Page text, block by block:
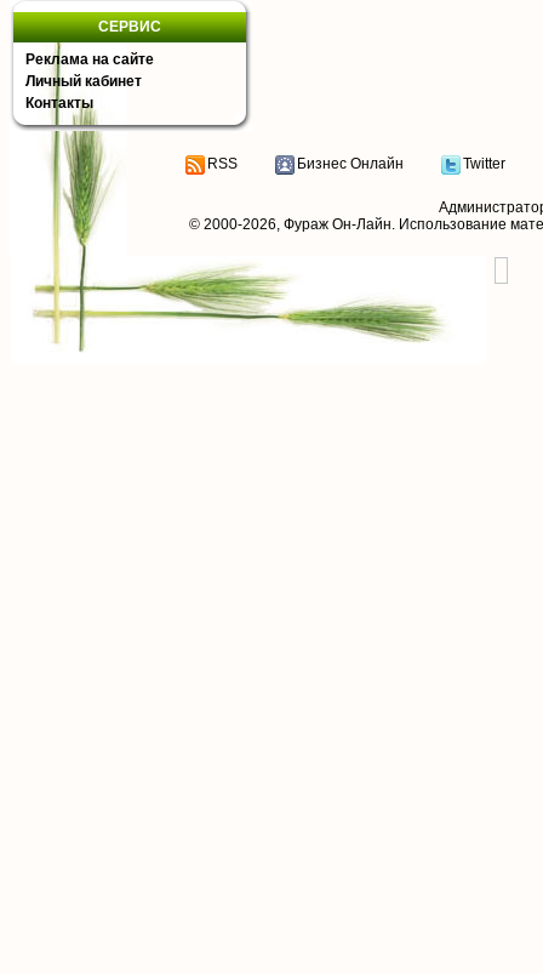
СЕРВИС
Реклама на сайте
Личный кабинет
Контакты
RSS Бизнес Онлайн Twitter
© 2000-2026, Фураж Он-Лайн. Использование